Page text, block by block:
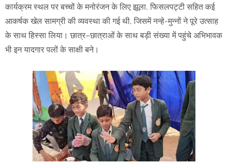
कार्यक्रम स्थल पर बच्चों के मनोरंजन के लिए झूला, फिसलपट्टी सहित कई
आकर्षक खेल सामग्री की व्यवस्था की गई थी, जिसमें नन्हे-मुन्नों ने पूरे उत्साह
के साथ हिस्सा लिया। छात्र–छात्राओं के साथ बड़ी संख्या में पहुंचे अभिभावक
भी इन यादगार पलों के साक्षी बने।